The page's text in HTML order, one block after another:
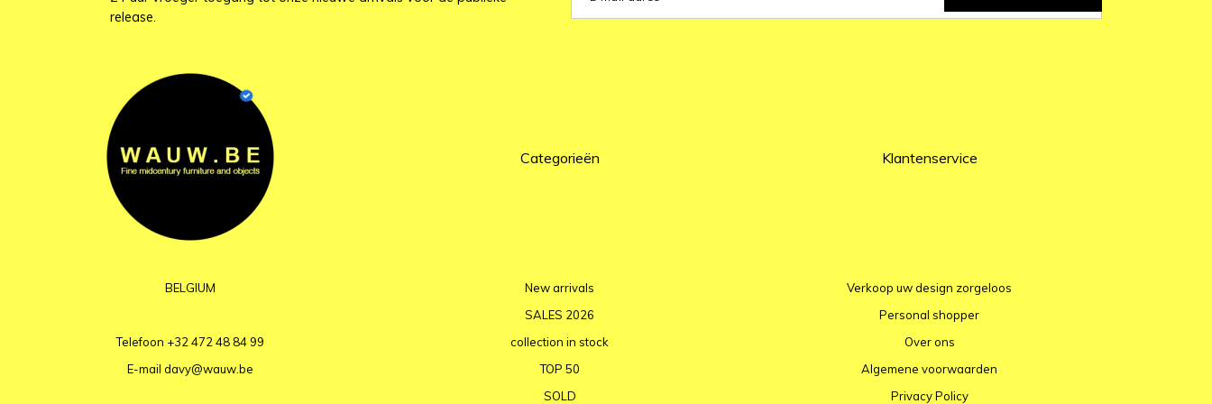
release.
BELGIUM
Telefoon +32 472 48 84 99
E-mail davy@wauw.be
Categorieën
New arrivals
SALES 2026
collection in stock
TOP 50
SOLD
Klantenservice
Verkoop uw design zorgeloos
Personal shopper
Over ons
Algemene voorwaarden
Privacy Policy